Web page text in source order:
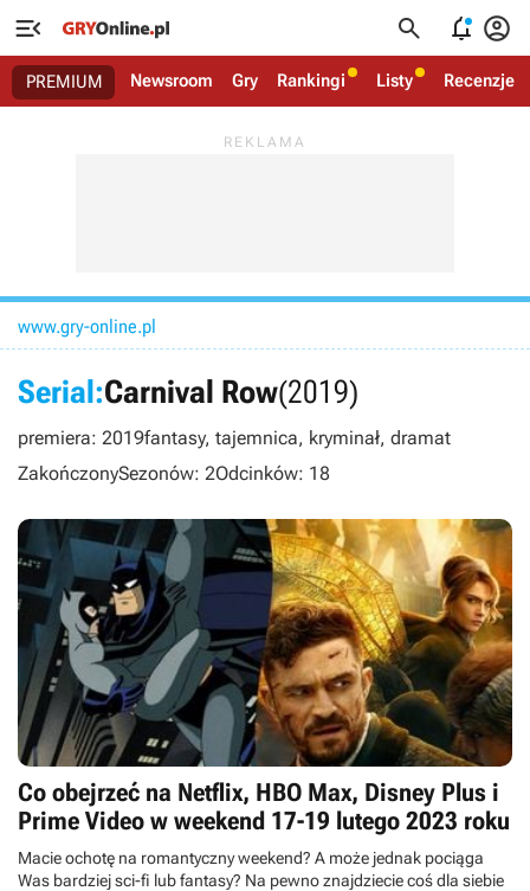
   
PREMIUM Newsroom Gry Rankingi Listy Recenzje
www.gry-online.pl
Serial:Carnival Row(2019)
premiera: 2019fantasy, tajemnica, kryminał, dramat
ZakończonySezonów: 2Odcinków: 18
Co obejrzeć na Netflix, HBO Max, Disney Plus i
Prime Video w weekend 17-19 lutego 2023 roku
Macie ochotę na romantyczny weekend? A może jednak pociąga
Was bardziej sci-fi lub fantasy? Na pewno znajdziecie coś dla siebie